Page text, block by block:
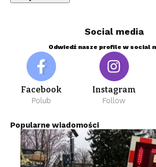
Social media
Odwiedź nasze profile w social
Facebook
Polub
Instagram
Follow
Popularne wiadomości